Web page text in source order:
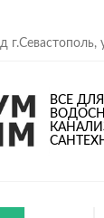
г.Севастополь,
ВСЕ